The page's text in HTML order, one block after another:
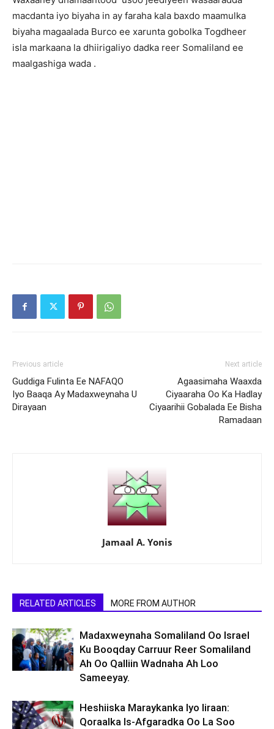
macdanta iyo biyaha in ay faraha kala baxdo maamulka
biyaha magaalada Burco ee xarunta gobolka Togdheer
isla markaana la dhiirigaliyo dadka reer Somaliland ee
maalgashiga wada .
Previous article
Guddiga Fulinta Ee NAFAQO
Iyo Baaqa Ay Madaxweynaha U
Dirayaan
Next article
Agaasimaha Waaxda
Ciyaaraha Oo Ka Hadlay
Ciyaarihii Gobalada Ee Bisha
Ramadaan
Jamaal A. Yonis
RELATED ARTICLES MORE FROM AUTHOR
Madaxweynaha Somaliland Oo Israel
Ku Booqday Carruur Reer Somaliland
Ah Oo Qalliin Wadnaha Ah Loo
Sameeyay.
Heshiiska Maraykanka Iyo Iiraan:
Qoraalka Is-Afgaradka Oo La Soo